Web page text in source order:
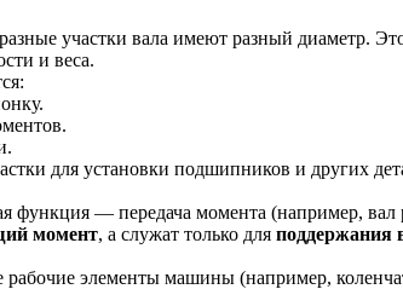
участки вала имеют разный диаметр.
и веса.
для установки подшипников и других
функция — передача момента (например, вал
момент, а служат только для поддержания
элементы машины (например,